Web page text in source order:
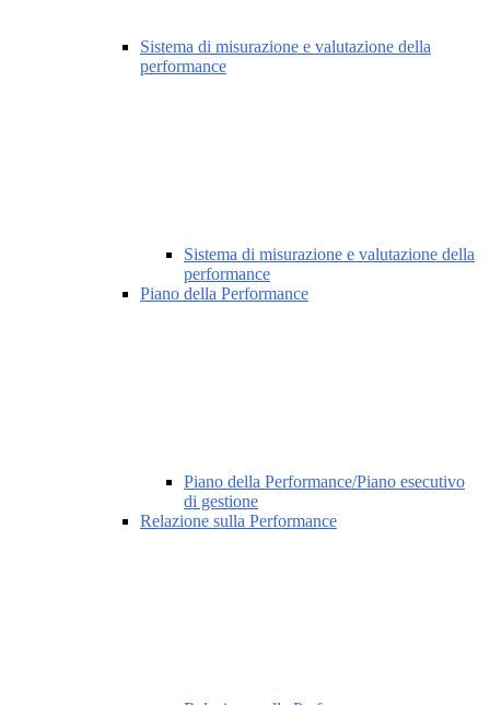
Sistema di misurazione e valutazione della
performance
Sistema di misurazione e valutazione della
performance
Piano della Performance
Piano della Performance/Piano esecutivo
di gestione
Relazione sulla Performance